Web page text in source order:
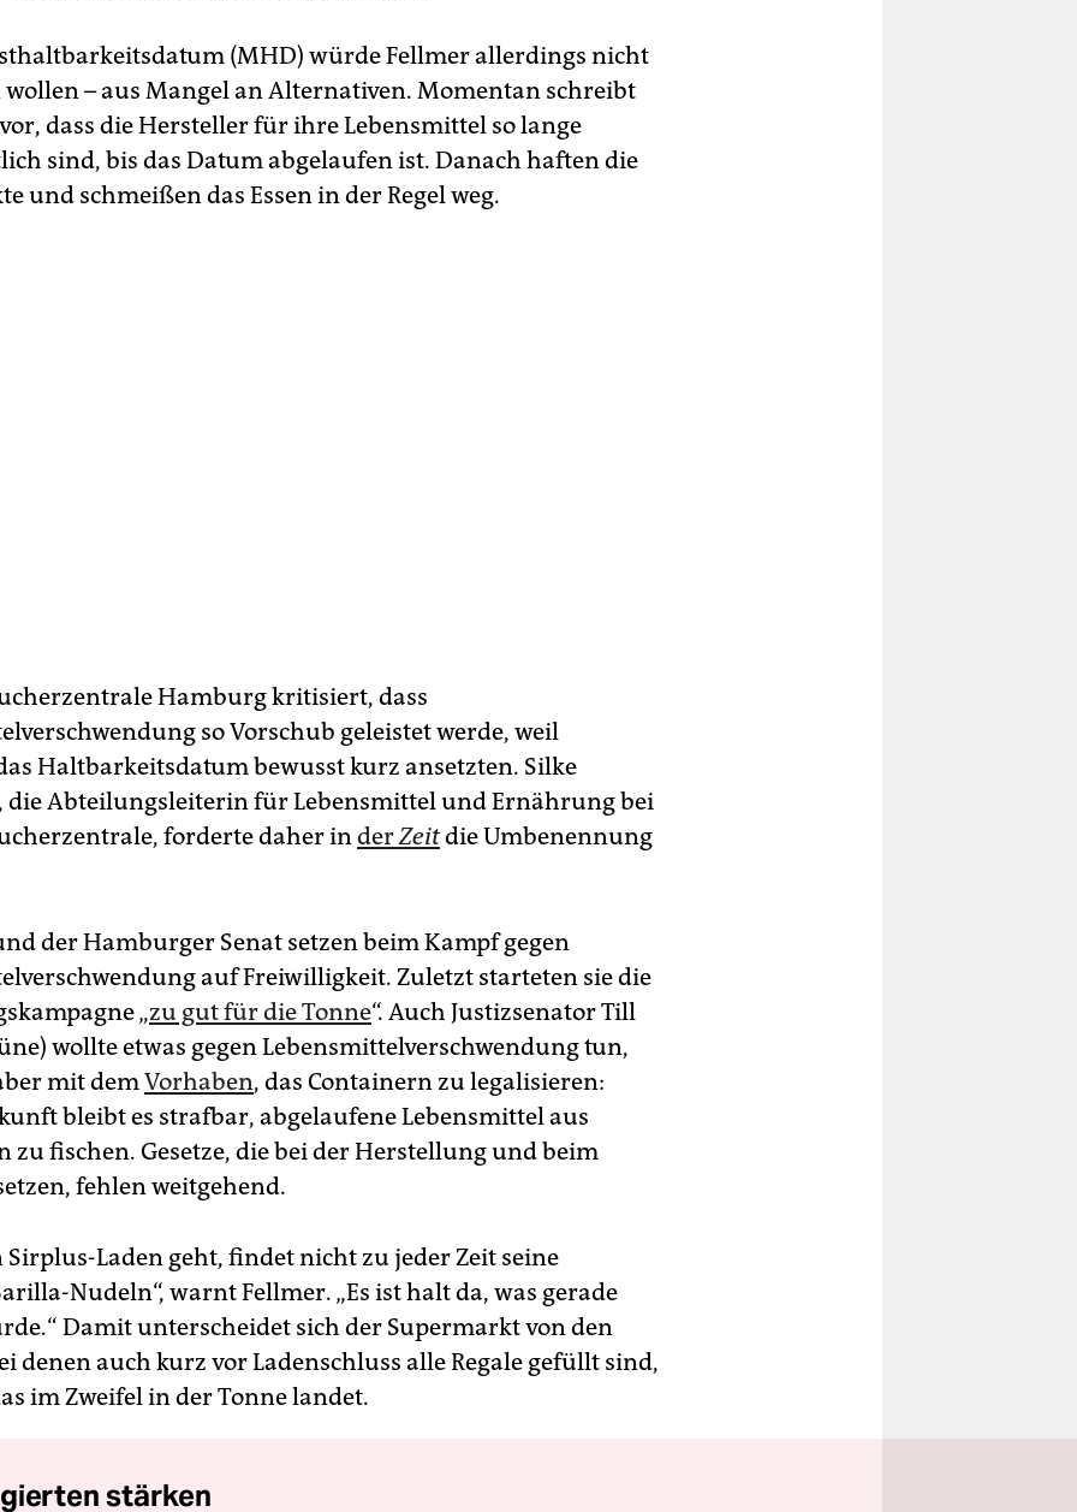
(MHD) würde Fellmer allerdings nicht
wollen – aus Mangel an Alternativen. Momentan schreibt
vor, dass die Hersteller für ihre Lebensmittel so lange
sind, bis das Datum abgelaufen ist. Danach haften die
und schmeißen das Essen in der Regel weg.
Hamburg kritisiert, dass
so Vorschub geleistet werde, weil
Haltbarkeitsdatum bewusst kurz ansetzten. Silke
die Abteilungsleiterin für Lebensmittel und Ernährung bei
forderte daher inderZeitdie Umbenennung
der Hamburger Senat setzen beim Kampf gegen
auf Freiwilligkeit. Zuletzt starteten sie die
„zu gut für die Tonne“. Auch Justizsenator Till
wollte etwas gegen Lebensmittelverschwendung tun,
mit demVorhaben, das Containern zu legalisieren:
bleibt es strafbar, abgelaufene Lebensmittel aus
fischen. Gesetze, die bei der Herstellung und beim
fehlen weitgehend.
Sirplus-Laden geht, findet nicht zu jeder Zeit seine
Nudeln“, warnt Fellmer. „Es ist halt da, was gerade
Damit unterscheidet sich der Supermarkt von den
denen auch kurz vor Ladenschluss alle Regale gefüllt sind,
im Zweifel in der Tonne landet.
stärken